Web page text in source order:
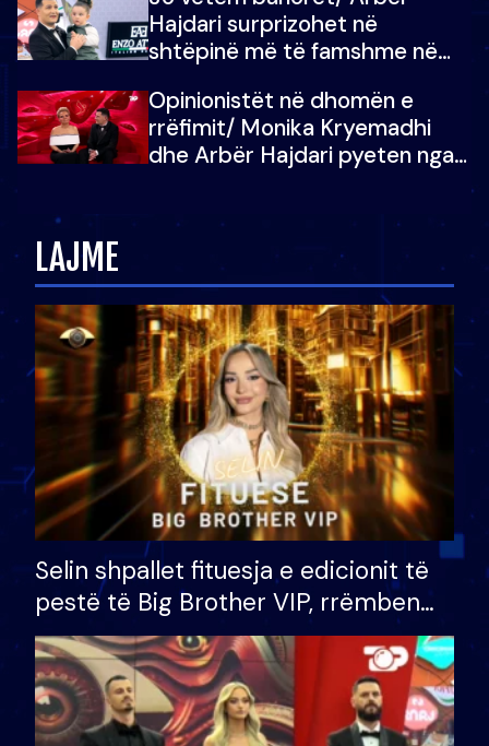
Hajdari surprizohet në
shtëpinë më të famshme në
vajzën e tij
Opinionistët në dhomën e
rrëfimit/ Monika Kryemadhi
dhe Arbër Hajdari pyeten nga
LAJME
Selin shpallet fituesja e edicionit të
pestë të Big Brother VIP, rrëmben
çmimin e madh prej 100 mijë eurosh